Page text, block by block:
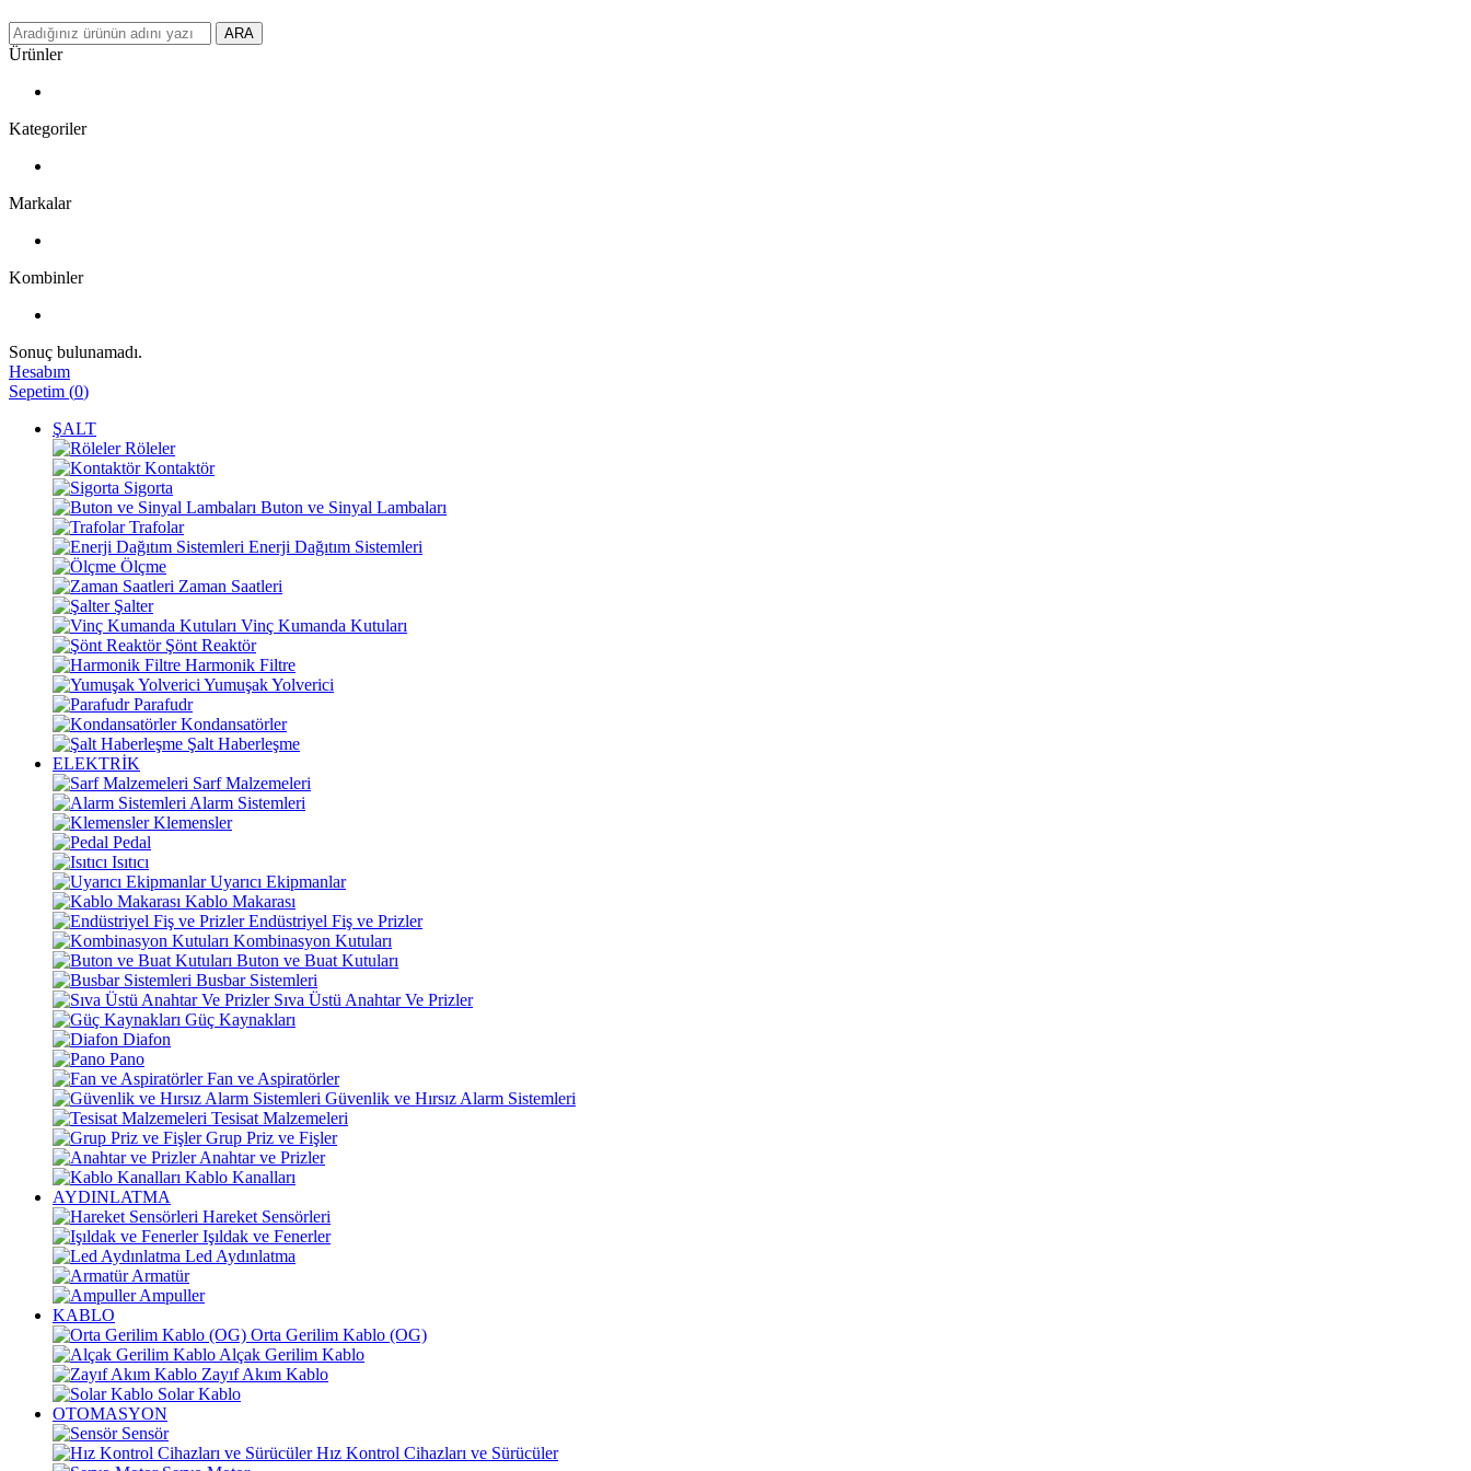
ARA
Ürünler
Kategoriler
Markalar
Kombinler
Sonuç bulunamadı.
Hesabım
Sepetim (0)
ŞALT
Röleler
Kontaktör
Sigorta
Buton ve Sinyal Lambaları
Trafolar
Enerji Dağıtım Sistemleri
Ölçme
Zaman Saatleri
Şalter
Vinç Kumanda Kutuları
Şönt Reaktör
Harmonik Filtre
Yumuşak Yolverici
Parafudr
Kondansatörler
Şalt Haberleşme
ELEKTRİK
Sarf Malzemeleri
Alarm Sistemleri
Klemensler
Pedal
Isıtıcı
Uyarıcı Ekipmanlar
Kablo Makarası
Endüstriyel Fiş ve Prizler
Kombinasyon Kutuları
Buton ve Buat Kutuları
Busbar Sistemleri
Sıva Üstü Anahtar Ve Prizler
Güç Kaynakları
Diafon
Pano
Fan ve Aspiratörler
Güvenlik ve Hırsız Alarm Sistemleri
Tesisat Malzemeleri
Grup Priz ve Fişler
Anahtar ve Prizler
Kablo Kanalları
AYDINLATMA
Hareket Sensörleri
Işıldak ve Fenerler
Led Aydınlatma
Armatür
Ampuller
KABLO
Orta Gerilim Kablo (OG)
Alçak Gerilim Kablo
Zayıf Akım Kablo
Solar Kablo
OTOMASYON
Sensör
Hız Kontrol Cihazları ve Sürücüler